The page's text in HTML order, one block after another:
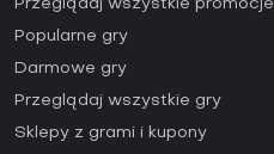
Przeglądaj wszystkie promocje
Popularne gry
Darmowe gry
Przeglądaj wszystkie gry
Sklepy z grami i kupony